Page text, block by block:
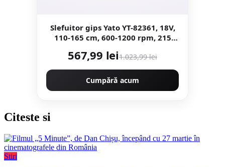
Slefuitor gips Yato YT-82361, 18V,
110-165 cm, 600-1200 rpm, 215
acumulator si incarcator
567,99 lei1.023,99 lei
Cumpără acum
Citeste si
Stiri